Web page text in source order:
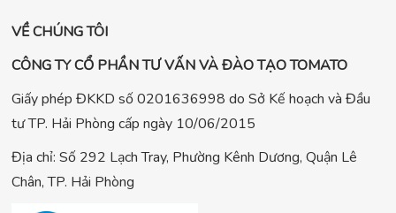
VỀ CHÚNG TÔI
CÔNG TY CỔ PHẦN TƯ VẤN VÀ ĐÀO TẠO TOMATO
Giấy phép ĐKKD số 0201636998 do Sở Kế hoạch và Đầu
tư TP. Hải Phòng cấp ngày 10/06/2015
Địa chỉ: Số 292 Lạch Tray, Phường Kênh Dương, Quận Lê
Chân, TP. Hải Phòng